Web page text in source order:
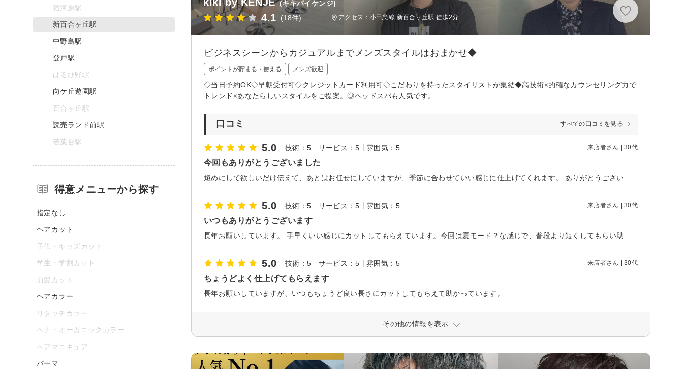
(キキバイケンジ)
4.1 (18件) アクセス：小田急線 新百合ヶ丘駅 徒歩2分
ビジネスシーンからカジュアルまでメンズスタイルはおまかせ◆
ポイントが貯まる・使える メンズ歓迎
◇当日予約OK◇早朝受付可◇クレジットカード利用可◇こだわりを持ったスタイリストが集結◆高技術×的確なカウンセリング力で
トレンド×あなたらしいスタイルをご提案。◎ヘッドスパも人気です。
口コミ すべての口コミを見る
5.0 技術：5 サービス：5 雰囲気：5 来店者さん | 30代
今回もありがとうございました
5.0 技術：5 サービス：5 雰囲気：5 来店者さん | 30代
いつもありがとうございます
5.0 技術：5 サービス：5 雰囲気：5 来店者さん | 30代
ちょうどよく仕上げてもらえます
長年お願いしていますが、いつもちょうど良い長さにカットしてもらえて助かっています。
その他の情報を表示
宿河原駅
新百合ヶ丘駅
中野島駅
登戸駅
はるひ野駅
向ケ丘遊園駅
百合ヶ丘駅
読売ランド前駅
若葉台駅
得意メニューから探す
指定なし
ヘアカット
子供・キッズカット
学生・学割カット
前髪カット
ヘアカラー
リタッチカラー
ヘナ・オーガニックカラー
ヘアマニキュア
パーマ